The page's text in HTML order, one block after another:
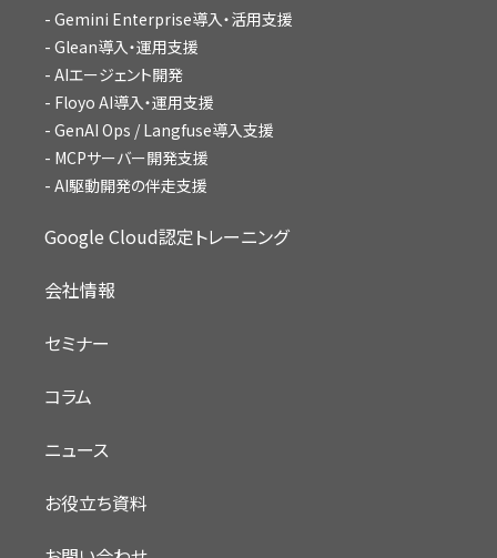
Gemini Enterprise導入・活用支援
Glean導入・運用支援
AIエージェント開発
Floyo AI導入・運用支援
GenAI Ops / Langfuse導入支援
MCPサーバー開発支援
AI駆動開発の伴走支援
Google Cloud認定トレーニング
会社情報
セミナー
コラム
ニュース
お役立ち資料